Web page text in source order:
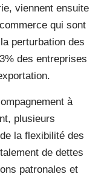
viennent ensuite
qui sont
perturbation des
des entreprises
à
plusieurs
la flexibilité des
de dettes
patronales et